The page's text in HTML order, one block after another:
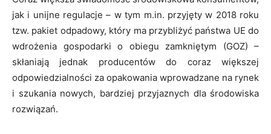
jak i unijne regulacje – w tym m.in. przyjęty w 2018 roku
tzw. pakiet odpadowy, który ma przybliżyć państwa UE do
wdrożenia gospodarki o obiegu zamkniętym (GOZ) –
skłaniają jednak producentów do coraz większej
odpowiedzialności za opakowania wprowadzane na rynek
i szukania nowych, bardziej przyjaznych dla środowiska
rozwiązań.